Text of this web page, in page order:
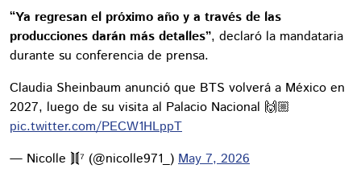
“Ya regresan el próximo año y a través de las
producciones darán más detalles”, declaró la mandataria
durante su conferencia de prensa.
Claudia Sheinbaum anunció que BTS volverá a México en
2027, luego de su visita al Palacio Nacional 🙌🏼
pic.twitter.com/PECW1HLppT
— Nicolle ⟭⟬⁷ (@nicolle971_) May 7, 2026